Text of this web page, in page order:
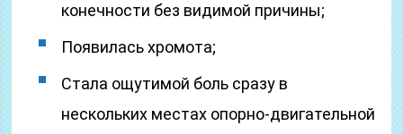
конечности без видимой причины;
Появилась хромота;
Стала ощутимой боль сразу в
нескольких местах опорно-двигательной